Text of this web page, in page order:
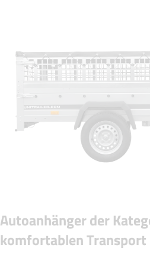
Autoanhänger der
komfortablen Transport